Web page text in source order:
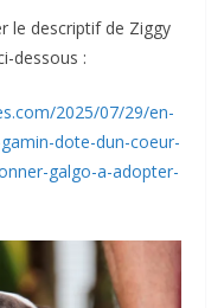
le descriptif de Ziggy
dessous :
2025/07/29/en-
dote-dun-coeur-
galgo-a-adopter-